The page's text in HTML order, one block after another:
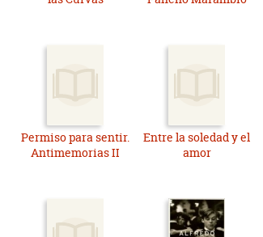
Permiso para sentir.
Antimemorias II
Entre la soledad y el
amor